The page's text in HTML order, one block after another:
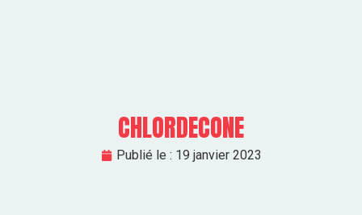
CHLORDECONE
Publié le : 19 janvier 2023